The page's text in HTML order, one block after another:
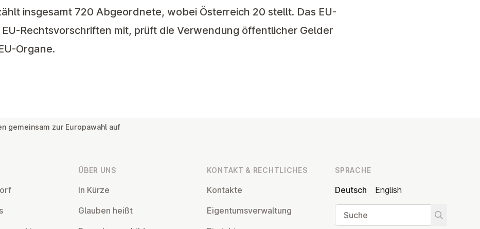
insgesamt 720 Abgeordnete, wobei Österreich 20 stellt. Das EU-
Rechtsvorschriften mit, prüft die Verwendung öffentlicher Gelder
Organe.
gemeinsam zur Europawahl auf
ÜBER UNS
In Kürze
Glauben heißt
KONTAKT & RECHT­LI­CHES
Kontakte
Ei­gen­tums­ver­wal­tung
SPRACHE
Deutsch
English
Suche
Suche